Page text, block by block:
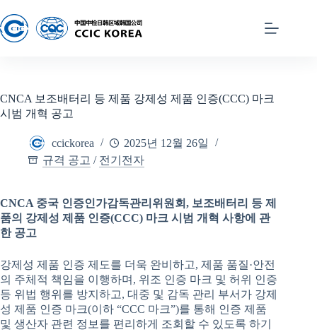
CNCA 보조배터리 등 제품 강제성 제품 인증(CCC) 마크
시범 개혁 공고
ccickorea
2025년 12월 26일
규격 공고 / 전기전자
CNCA 중국 인증인가감독관리위원회 , 보조배터리 등 제
품의 강제성 제품 인증(CCC) 마크 시범 개혁 사항에 관
한 공고
강제성 제품 인증 제도를 더욱 완비하고, 제품 품질·안전
의 주체적 책임을 이행하며, 위조 인증 마크 및 허위 인증
등 위법 행위를 방지하고, 대중 및 감독 관리 부서가 강제
성 제품 인증 마크(이하 “CCC 마크”)를 통해 인증 제품
및 생산자 관련 정보를 편리하게 조회할 수 있도록 하기